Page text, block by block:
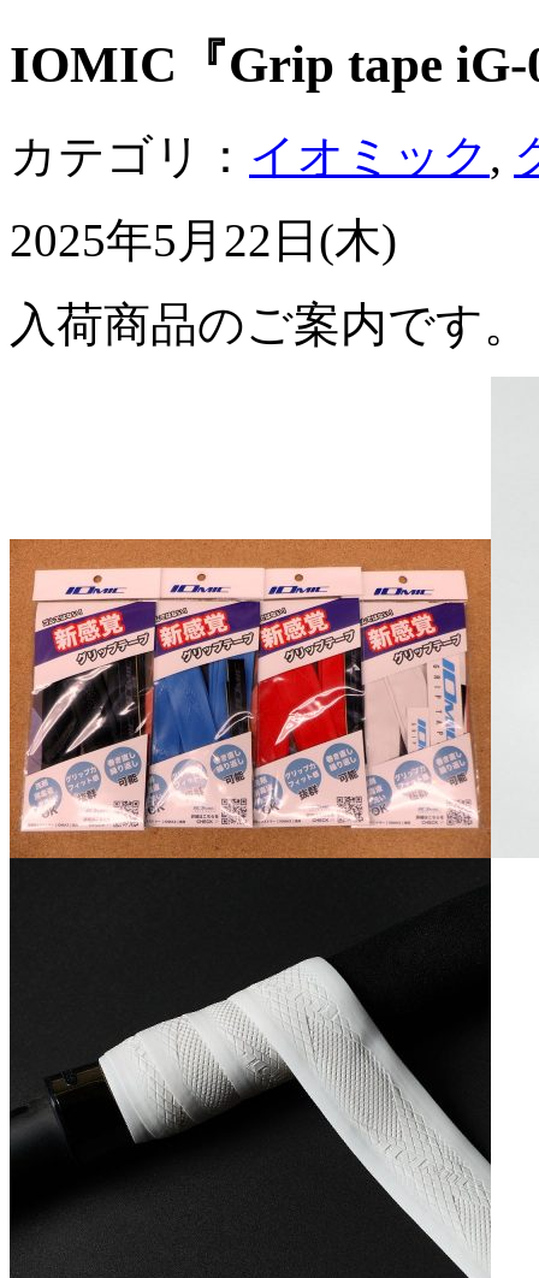
IOMIC『Grip tape iG-
カテゴリ： イオミック ,
2025年5月22日(木)
入荷商品のご案内です。